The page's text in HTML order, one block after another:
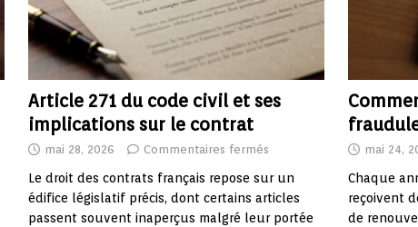
Article 271 du code civil et ses
implications sur le contrat
mai 28, 2026 Commentaires fermés
Le droit des contrats français repose sur un
édifice législatif précis, dont certains articles
passent souvent inaperçus malgré leur portée
mai 24,
Chaque
reçoivent
de